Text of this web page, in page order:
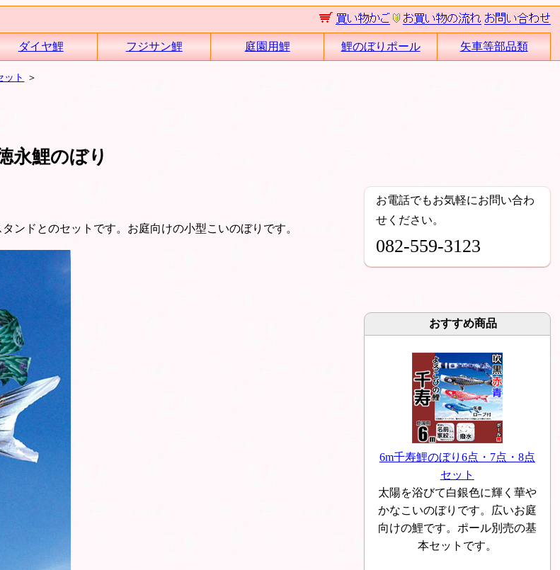
ダイヤ鯉 フジサン鯉 庭園用鯉 鯉のぼりポール 矢車等部品類
ット ＞
永鯉のぼり
ンドとのセットです。お庭向けの小型こいのぼりです。
お電話でもお気軽にお問い合わ
せください。
082-559-3123
おすすめ商品
6m千寿鯉のぼり6点・7点・8点
セット
太陽を浴びて白銀色に輝く華や
かなこいのぼりです。広いお庭
向けの鯉です。ポール別売の基
本セットです。